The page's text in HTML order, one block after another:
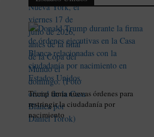
Trump firma nuevas órdenes para
restringir la ciudadanía por
nacimiento